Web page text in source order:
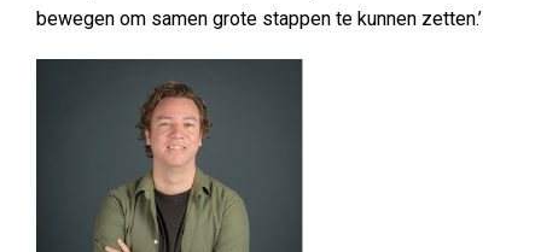
bewegen om samen grote stappen te kunnen zetten.’